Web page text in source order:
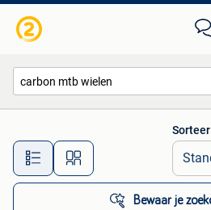
Alle afstanden…
Bewaar je